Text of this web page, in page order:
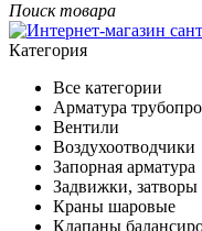
Поиск товара
Категория
Все категории
Арматура
Вентили
Воздухоотводчики
Запорная арматура
Задвижки, затворы
Краны шаровые
Клапаны